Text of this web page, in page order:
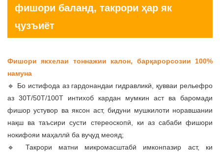
фишори баланд, такрори ҳар як
ҷузъиёт
Фишори якхелаи тоннажии калон, барқарорсозии 100%
намуна
🔹 Бо истифода аз гардонандаи гидравликӣ, қувваи рельефро
аз 30T/50T/100T интихоб кардан мумкин аст ва баромади
фишор устувор ва яксон аст, бидуни мушкилоти норавшании
нақш ва таъсири сусти стереоскопӣ, ки аз сабаби фишори
нокифояи маҳаллӣ ба вуҷуд меояд;
🔹 Такрори матни микромасштабӣ имконпазир аст, ки